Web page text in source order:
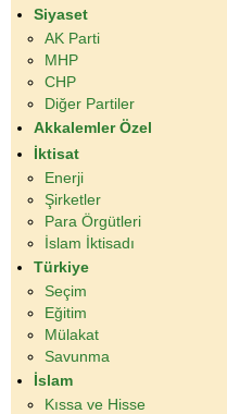
Siyaset
AK Parti
MHP
CHP
Diğer Partiler
Akkalemler Özel
İktisat
Enerji
Şirketler
Para Örgütleri
İslam İktisadı
Türkiye
Seçim
Eğitim
Mülakat
Savunma
İslam
Kıssa ve Hisse